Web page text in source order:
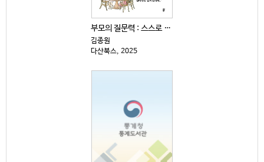
부모의 질문력 : 스스로 생각하고 답을 찾는 아이로 키...
김종원
다산북스, 2025